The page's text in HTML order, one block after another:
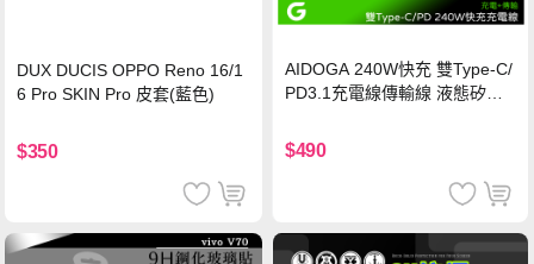
DUX DUCIS OPPO Reno 16/1
6 Pro SKIN Pro 皮套(藍色)
$350
AIDOGA 240W快充 雙Type-C/
PD3.1充電線傳輸線 液態矽膠
機/平板/筆電
$490